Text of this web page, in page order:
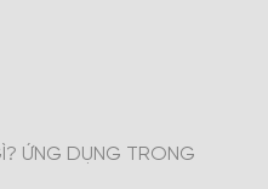
ỨNG DỤNG TRONG